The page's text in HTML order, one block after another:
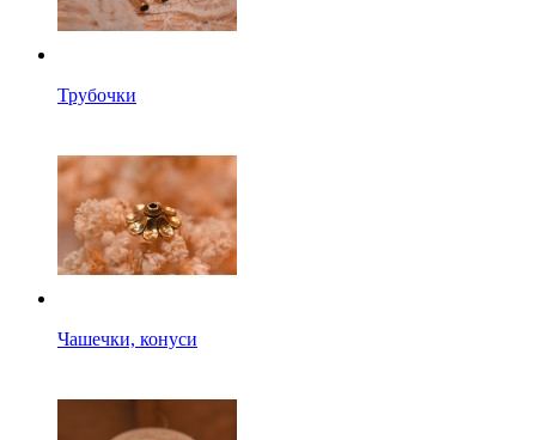
Трубочки
Чашечки, конуси